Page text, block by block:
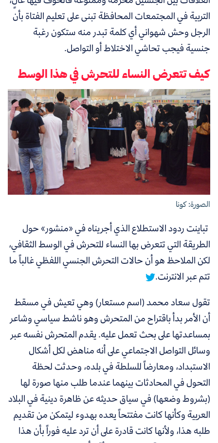
التربية في المجتمعات المحافظة تبنى على تعليم الفتاة بأن
الرجل وحش شهواني أي كلمة تبدر منه ستكون رغبة
جنسية فيجب تحاشي الاختلاط أو التواصل.
كيف تتعرض النساء للتحرش في هذا الوسط
الصورة: كونا
تباينت ردود الاستطلاع الذي أجريناه في «منشور» حول
الطريقة التي تتعرض بها النساء للتحرش في الوسط الثقافي،
لكن الملاحظ هو أن حالات التحرش الجنسي اللفظي غالباً ما
تتم عبر الانترنت.
تقول سعاد محمد (اسم مستعار) وهي تعيش في مسقط
أن الأمر بدأ باقتراح من المتحرش وهو ناشط سياسي وشاعر
بمساعدتها على بحث تعمل عليه. يقدم المتحرش نفسه عبر
وسائل التواصل الاجتماعي على أنه مناهض لكل أشكال
الاستبداد، ومعارضاً للسلطة في بلده، وحدثت لحظة
التحول في المحادثات بينهما عندما طلب منها صورة لها
(بشروط وضعها) في سياق حديثه عن ظاهرة دينية في البلاد
العربية وكأنها كانت مفتتحاً يعده بهدوء ليتمكن من تقديم
طلبه هذا، ولأنها كانت قادرة على أن ترد عليه فوراً بأن هذا